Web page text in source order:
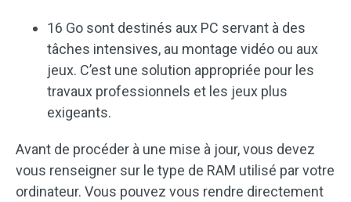
16 Go sont destinés aux PC servant à des
tâches intensives, au montage vidéo ou aux
jeux. C’est une solution appropriée pour les
travaux professionnels et les jeux plus
exigeants.
Avant de procéder à une mise à jour, vous devez
vous renseigner sur le type de RAM utilisé par votre
ordinateur. Vous pouvez vous rendre directement